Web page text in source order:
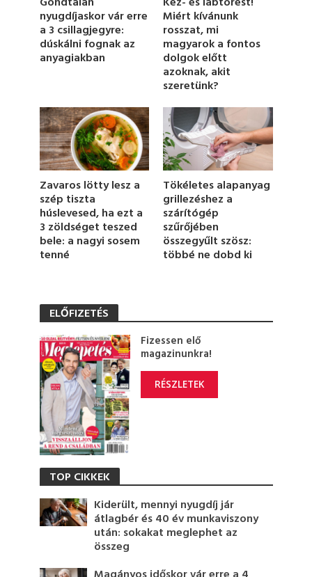
m
i
n
u
t
e
s
e
c
o
n
d
s
nyugdíjaskor vár erre
a 3 csillagjegyre:
dúskálni fognak az
anyagiakban
Miért kívánunk
rosszat, mi
magyarok a fontos
dolgok előtt
azoknak, akit
szeretünk?
Zavaros lötty lesz a
szép tiszta
húslevesed, ha ezt a
3 zöldséget teszed
bele: a nagyi sosem
tenné
Tökéletes alapanyag
grillezéshez a
szárítógép
szűrőjében
összegyűlt szösz:
többé ne dobd ki
ELŐFIZETÉS
Fizessen elő
magazinunkra!
RÉSZLETEK
TOP CIKKEK
Kiderült, mennyi nyugdíj jár
átlagbér és 40 év munkaviszony
után: sokakat meglephet az
összeg